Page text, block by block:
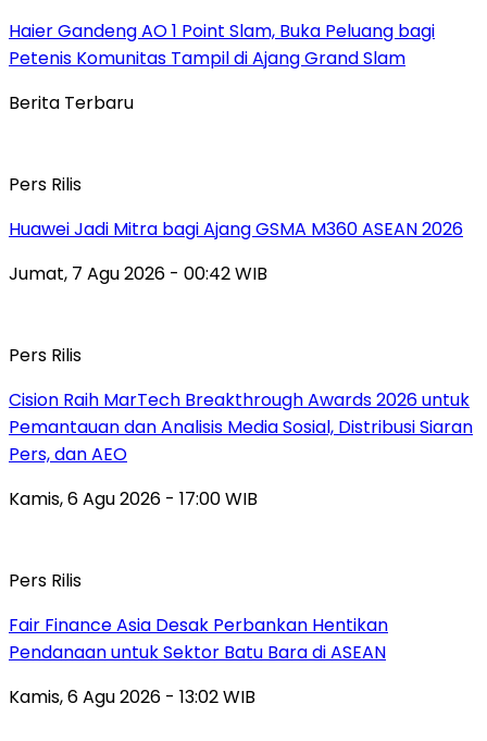
Haier Gandeng AO 1 Point Slam, Buka Peluang bagi
Petenis Komunitas Tampil di Ajang Grand Slam
Berita Terbaru
Pers Rilis
Huawei Jadi Mitra bagi Ajang GSMA M360 ASEAN 2026
Jumat, 7 Agu 2026 - 00:42 WIB
Pers Rilis
Cision Raih MarTech Breakthrough Awards 2026 untuk
Pemantauan dan Analisis Media Sosial, Distribusi Siaran
Pers, dan AEO
Kamis, 6 Agu 2026 - 17:00 WIB
Pers Rilis
Fair Finance Asia Desak Perbankan Hentikan
Pendanaan untuk Sektor Batu Bara di ASEAN
Kamis, 6 Agu 2026 - 13:02 WIB